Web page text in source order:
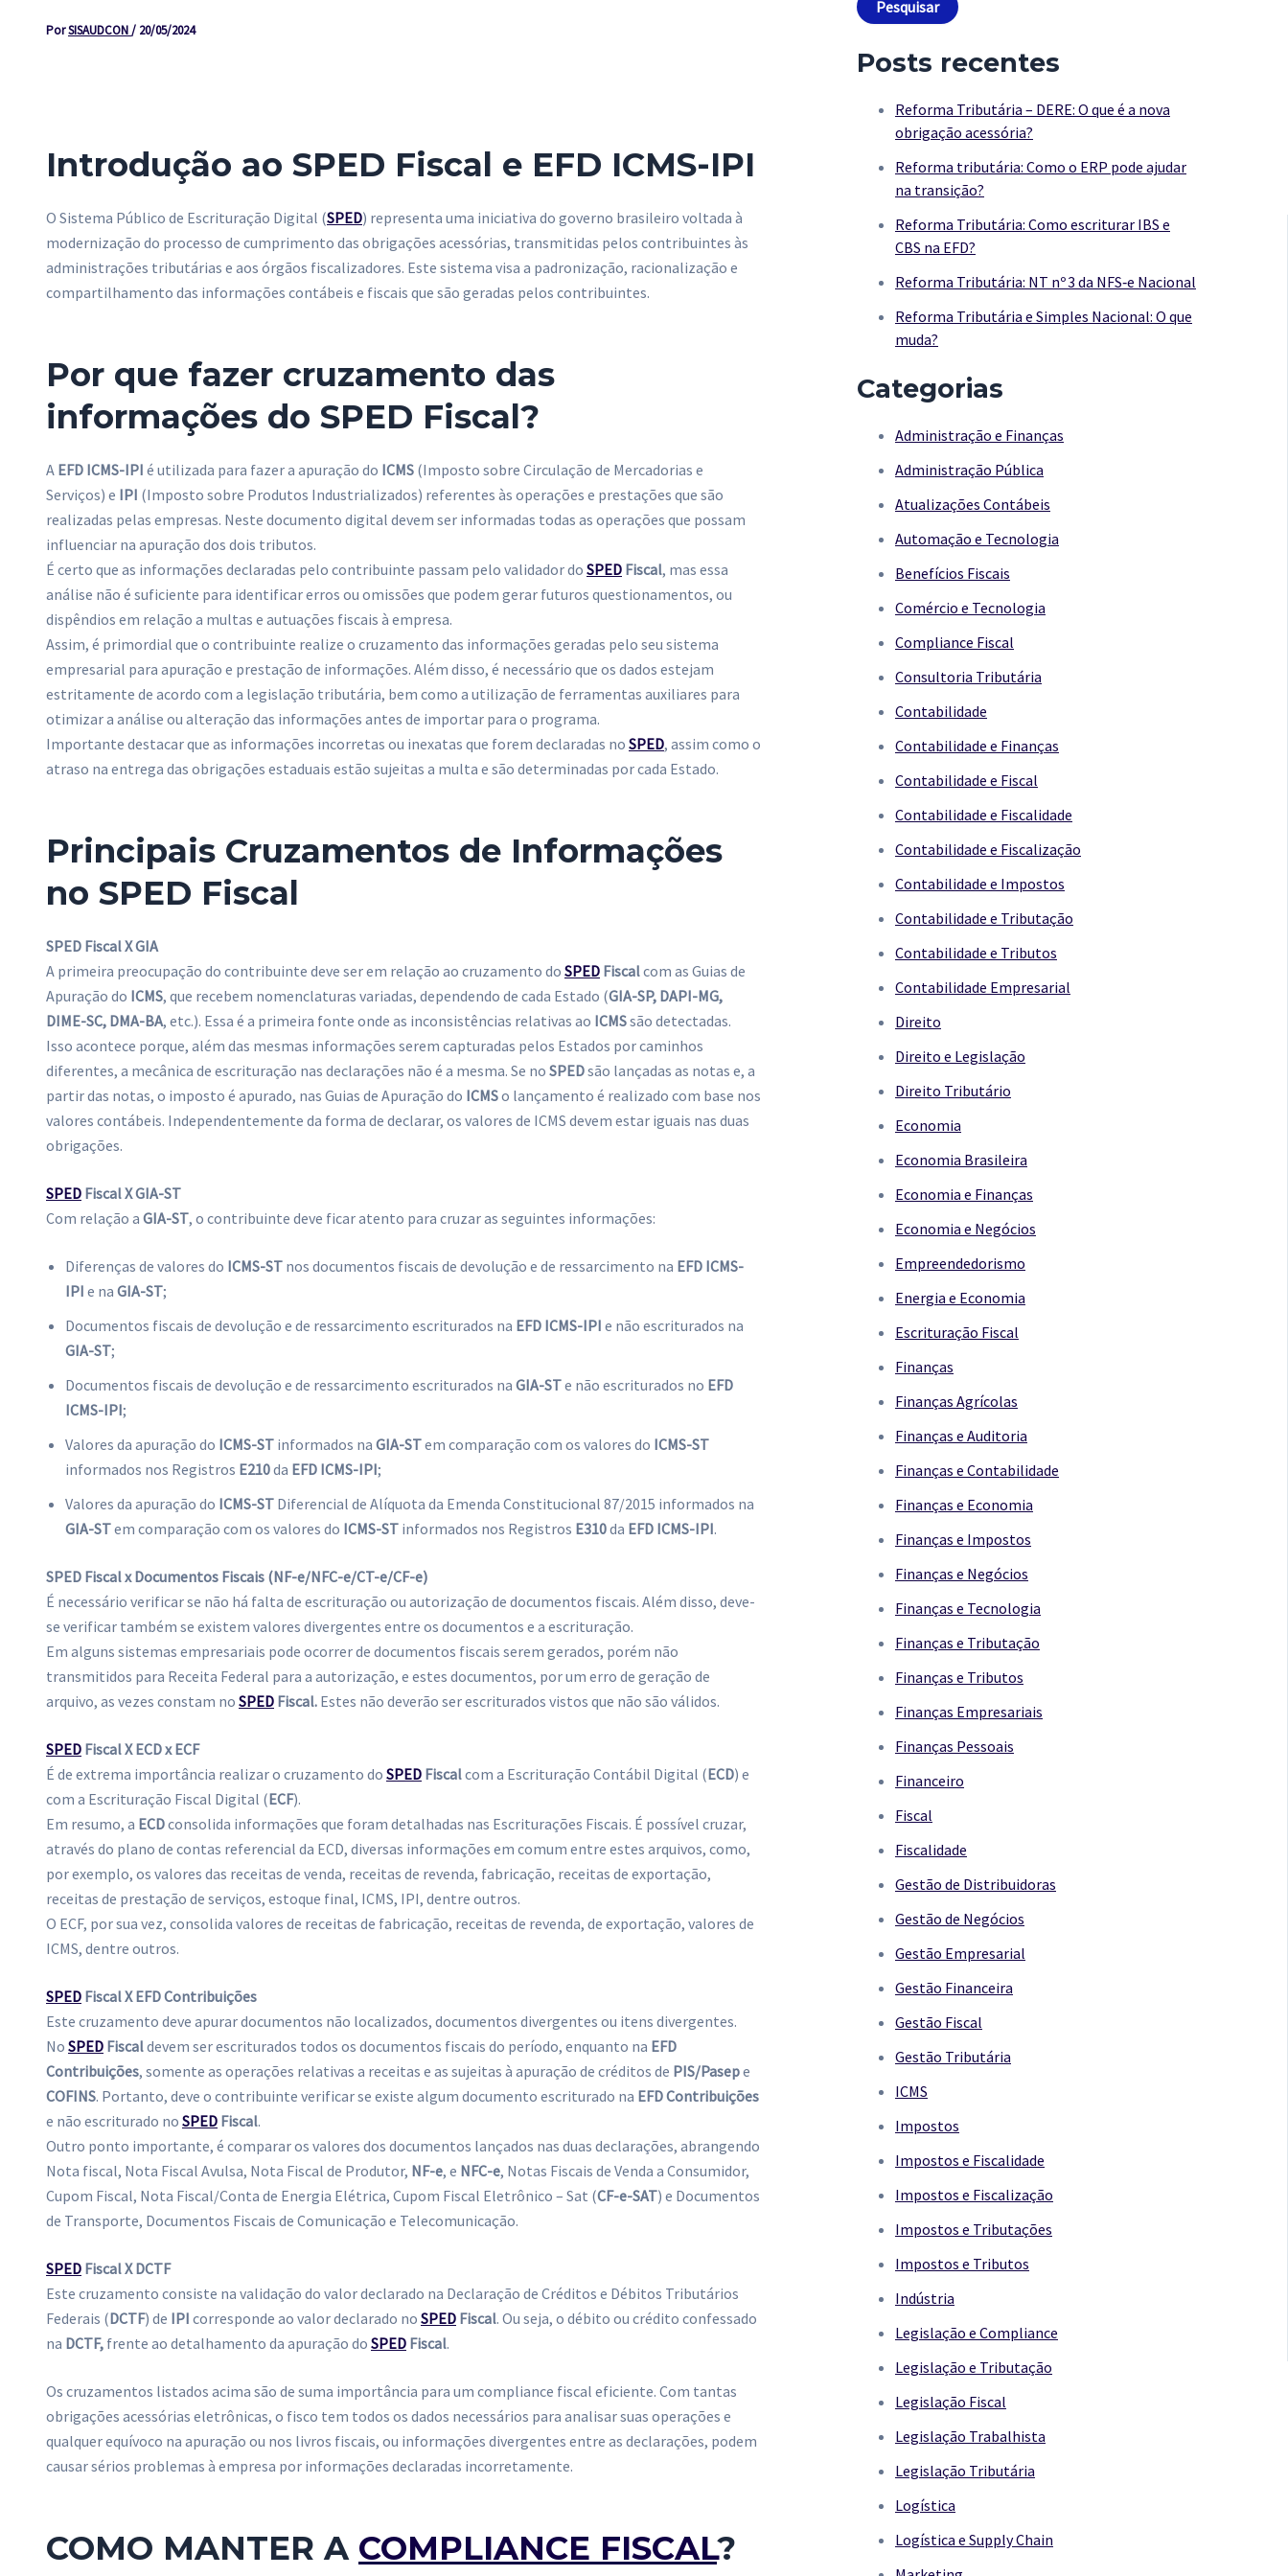
PorSISAUDCON/ 20/05/2024
Introdução ao SPED Fiscal e EFD ICMS-IPI
O Sistema Público de Escrituração Digital (SPED) representa uma iniciativa do governo brasileiro voltada à
modernização do processo de cumprimento das obrigações acessórias, transmitidas pelos contribuintes às
administrações tributárias e aos órgãos fiscalizadores. Este sistema visa a padronização, racionalização e
compartilhamento das informações contábeis e fiscais que são geradas pelos contribuintes.
Por que fazer cruzamento das
informações do SPED Fiscal?
A EFD ICMS-IPI é utilizada para fazer a apuração do ICMS (Imposto sobre Circulação de Mercadorias e
Serviços) e IPI (Imposto sobre Produtos Industrializados) referentes às operações e prestações que são
realizadas pelas empresas. Neste documento digital devem ser informadas todas as operações que possam
influenciar na apuração dos dois tributos.
É certo que as informações declaradas pelo contribuinte passam pelo validador do SPED Fiscal, mas essa
análise não é suficiente para identificar erros ou omissões que podem gerar futuros questionamentos, ou
dispêndios em relação a multas e autuações fiscais à empresa.
Assim, é primordial que o contribuinte realize o cruzamento das informações geradas pelo seu sistema
empresarial para apuração e prestação de informações. Além disso, é necessário que os dados estejam
estritamente de acordo com a legislação tributária, bem como a utilização de ferramentas auxiliares para
otimizar a análise ou alteração das informações antes de importar para o programa.
Importante destacar que as informações incorretas ou inexatas que forem declaradas no SPED, assim como o
atraso na entrega das obrigações estaduais estão sujeitas a multa e são determinadas por cada Estado.
Principais Cruzamentos de Informações
no SPED Fiscal
SPED Fiscal X GIA
A primeira preocupação do contribuinte deve ser em relação ao cruzamento do SPED Fiscalcom as Guias de
Apuração do ICMS, que recebem nomenclaturas variadas, dependendo de cada Estado (GIA-SP, DAPI-MG,
DIME-SC, DMA-BA, etc.). Essa é a primeira fonte onde as inconsistências relativas ao ICMSsão detectadas.
Isso acontece porque, além das mesmas informações serem capturadas pelos Estados por caminhos
diferentes, a mecânica de escrituração nas declarações não é a mesma. Se no SPEDsão lançadas as notas e, a
partir das notas, o imposto é apurado, nas Guias de Apuração do ICMSo lançamento é realizado com base nos
valores contábeis. Independentemente da forma de declarar, os valores de ICMS devem estar iguais nas duas
obrigações.
SPED Fiscal X GIA-ST
Com relação a GIA-ST, o contribuinte deve ficar atento para cruzar as seguintes informações:
Diferenças de valores do ICMS-ST nos documentos fiscais de devolução e de ressarcimento na EFD ICMS-
IPI e na GIA-ST;
Documentos fiscais de devolução e de ressarcimento escriturados na EFD ICMS-IPI e não escriturados na
GIA-ST;
Documentos fiscais de devolução e de ressarcimento escriturados na GIA-STe não escriturados no EFD
ICMS-IPI;
Valores da apuração do ICMS-ST informados na GIA-STem comparação com os valores do ICMS-ST
informados nos Registros E210da EFD ICMS-IPI;
Valores da apuração do ICMS-ST Diferencial de Alíquota da Emenda Constitucional 87/2015 informados na
GIA-STem comparação com os valores do ICMS-ST informados nos Registros E310da EFD ICMS-IPI.
SPED Fiscal x Documentos Fiscais (NF-e/NFC-e/CT-e/CF-e)
É necessário verificar se não há falta de escrituração ou autorização de documentos fiscais. Além disso, deve-
se verificar também se existem valores divergentes entre os documentos e a escrituração.
Em alguns sistemas empresariais pode ocorrer de documentos fiscais serem gerados, porém não
transmitidos para Receita Federal para a autorização, e estes documentos, por um erro de geração de
arquivo, as vezes constam no SPED Fiscal. Estes não deverão ser escriturados vistos que não são válidos.
SPED Fiscal X ECD x ECF
É de extrema importância realizar o cruzamento do SPED Fiscalcom a Escrituração Contábil Digital (ECD) e
com a Escrituração Fiscal Digital (ECF).
Em resumo, a ECDconsolida informações que foram detalhadas nas Escriturações Fiscais. É possível cruzar,
através do plano de contas referencial da ECD, diversas informações em comum entre estes arquivos, como,
por exemplo, os valores das receitas de venda, receitas de revenda, fabricação, receitas de exportação,
receitas de prestação de serviços, estoque final, ICMS, IPI, dentre outros.
O ECF, por sua vez, consolida valores de receitas de fabricação, receitas de revenda, de exportação, valores de
ICMS, dentre outros.
SPED Fiscal X EFD Contribuições
Este cruzamento deve apurar documentos não localizados, documentos divergentes ou itens divergentes.
No SPED Fiscaldevem ser escriturados todos os documentos fiscais do período, enquanto na EFD
Contribuições, somente as operações relativas a receitas e as sujeitas à apuração de créditos de PIS/Pasepe
COFINS. Portanto, deve o contribuinte verificar se existe algum documento escriturado na EFD Contribuições
e não escriturado no SPED Fiscal.
Outro ponto importante, é comparar os valores dos documentos lançados nas duas declarações, abrangendo
Nota fiscal, Nota Fiscal Avulsa, Nota Fiscal de Produtor, NF-e, e NFC-e, Notas Fiscais de Venda a Consumidor,
Cupom Fiscal, Nota Fiscal/Conta de Energia Elétrica, Cupom Fiscal Eletrônico – Sat (CF-e-SAT) e Documentos
de Transporte, Documentos Fiscais de Comunicação e Telecomunicação.
SPED Fiscal X DCTF
Este cruzamento consiste na validação do valor declarado na Declaração de Créditos e Débitos Tributários
Federais (DCTF) de IPI corresponde ao valor declarado no SPED Fiscal. Ou seja, o débito ou crédito confessado
na DCTF, frente ao detalhamento da apuração do SPED Fiscal.
Os cruzamentos listados acima são de suma importância para um compliance fiscal eficiente. Com tantas
obrigações acessórias eletrônicas, o fisco tem todos os dados necessários para analisar suas operações e
qualquer equívoco na apuração ou nos livros fiscais, ou informações divergentes entre as declarações, podem
causar sérios problemas à empresa por informações declaradas incorretamente.
COMO MANTER A COMPLIANCE FISCAL?
Pesquisar
Posts recentes
Reforma Tributária – DERE: O que é a nova
obrigação acessória?
Reforma tributária: Como o ERP pode ajudar
na transição?
Reforma Tributária: Como escriturar IBS e
CBS na EFD?
Reforma Tributária: NT nº 3 da NFS‑e Nacional
Reforma Tributária e Simples Nacional: O que
muda?
Categorias
Administração e Finanças
Administração Pública
Atualizações Contábeis
Automação e Tecnologia
Benefícios Fiscais
Comércio e Tecnologia
Compliance Fiscal
Consultoria Tributária
Contabilidade
Contabilidade e Finanças
Contabilidade e Fiscal
Contabilidade e Fiscalidade
Contabilidade e Fiscalização
Contabilidade e Impostos
Contabilidade e Tributação
Contabilidade e Tributos
Contabilidade Empresarial
Direito
Direito e Legislação
Direito Tributário
Economia
Economia Brasileira
Economia e Finanças
Economia e Negócios
Empreendedorismo
Energia e Economia
Escrituração Fiscal
Finanças
Finanças Agrícolas
Finanças e Auditoria
Finanças e Contabilidade
Finanças e Economia
Finanças e Impostos
Finanças e Negócios
Finanças e Tecnologia
Finanças e Tributação
Finanças e Tributos
Finanças Empresariais
Finanças Pessoais
Financeiro
Fiscal
Fiscalidade
Gestão de Distribuidoras
Gestão de Negócios
Gestão Empresarial
Gestão Financeira
Gestão Fiscal
Gestão Tributária
ICMS
Impostos
Impostos e Fiscalidade
Impostos e Fiscalização
Impostos e Tributações
Impostos e Tributos
Indústria
Legislação e Compliance
Legislação e Tributação
Legislação Fiscal
Legislação Trabalhista
Legislação Tributária
Logística
Logística e Supply Chain